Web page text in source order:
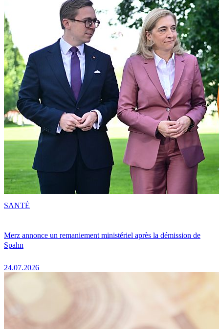
Merz annonce un remaniement ministériel après la démission de
Spahn
24.07.2026
SANTÉ